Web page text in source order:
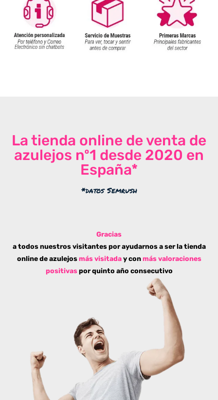
La tienda online de venta de
azulejos nº1 desde 2020 en
España*
*datos Semrush
Gracias
a todos nuestros visitantes por ayudarnos a ser la tienda
online de azulejos más visitaday conmás valoraciones
positivaspor quinto año consecutivo